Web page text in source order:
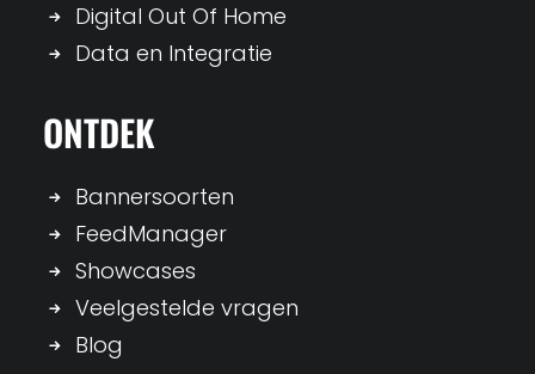
Digital Out Of Home
Data en Integratie
ONTDEK
Bannersoorten
FeedManager
Showcases
Veelgestelde vragen
Blog